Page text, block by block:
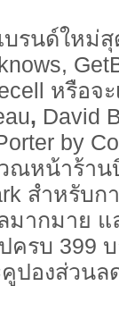
บรนด์ใหม่
หรือจ
, David
by
ณหน้าร้าน
สำหรับ
มากมาย แ
ครบ 399
ปองส่วน